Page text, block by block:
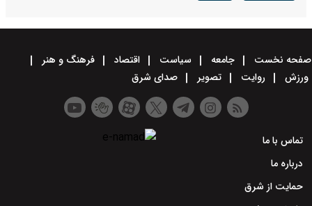
صفحه نخست جامعه سیاست اقتصاد
فرهنگ و هنر
ورزش
روایت تصویر صدای شرق
تماس با ما
درباره ما
حمایت از شرق